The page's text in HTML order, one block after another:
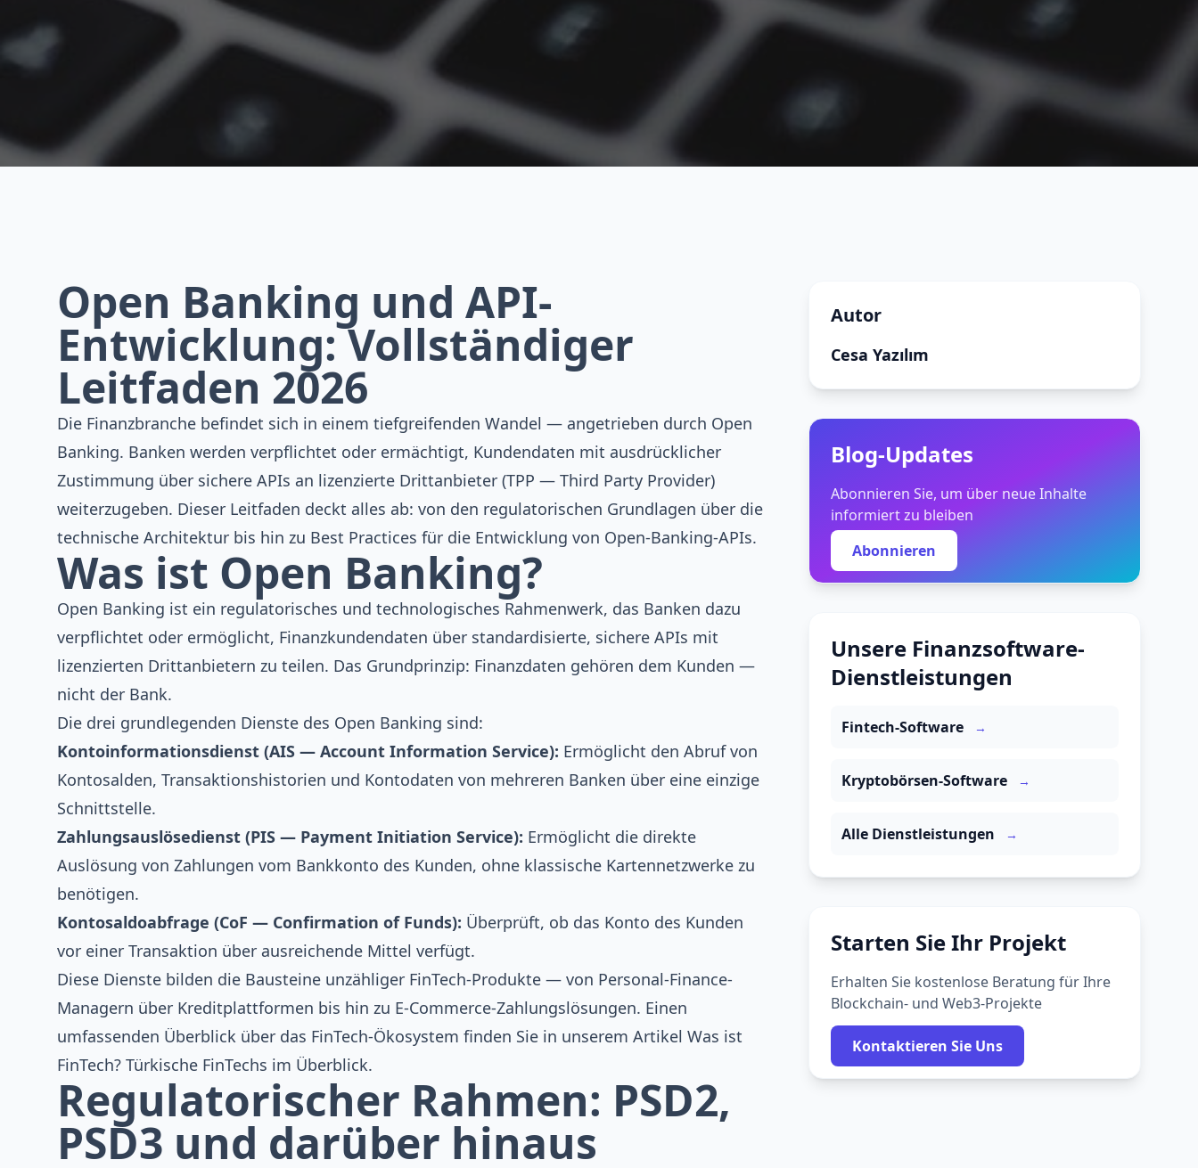
Open Banking und API-
Entwicklung: Vollständiger
Leitfaden 2026
Die Finanzbranche befindet sich in einem tiefgreifenden Wandel — angetrieben durch Open
Banking. Banken werden verpflichtet oder ermächtigt, Kundendaten mit ausdrücklicher
Zustimmung über sichere APIs an lizenzierte Drittanbieter (TPP — Third Party Provider)
weiterzugeben. Dieser Leitfaden deckt alles ab: von den regulatorischen Grundlagen über die
technische Architektur bis hin zu Best Practices für die Entwicklung von Open-Banking-APIs.
Was ist Open Banking?
Open Banking ist ein regulatorisches und technologisches Rahmenwerk, das Banken dazu
verpflichtet oder ermöglicht, Finanzkundendaten über standardisierte, sichere APIs mit
lizenzierten Drittanbietern zu teilen. Das Grundprinzip: Finanzdaten gehören dem Kunden —
nicht der Bank.
Die drei grundlegenden Dienste des Open Banking sind:
Kontoinformationsdienst (AIS — Account Information Service): Ermöglicht den Abruf von
Kontosalden, Transaktionshistorien und Kontodaten von mehreren Banken über eine einzige
Schnittstelle.
Zahlungsauslösedienst (PIS — Payment Initiation Service): Ermöglicht die direkte
Auslösung von Zahlungen vom Bankkonto des Kunden, ohne klassische Kartennetzwerke zu
benötigen.
Kontosaldoabfrage (CoF — Confirmation of Funds): Überprüft, ob das Konto des Kunden
vor einer Transaktion über ausreichende Mittel verfügt.
Diese Dienste bilden die Bausteine unzähliger FinTech-Produkte — von Personal-Finance-
Managern über Kreditplattformen bis hin zu E-Commerce-Zahlungslösungen. Einen
umfassenden Überblick über das FinTech-Ökosystem finden Sie in unserem Artikel Was ist
FinTech? Türkische FinTechs im Überblick.
Regulatorischer Rahmen: PSD2,
PSD3 und darüber hinaus
Autor
Cesa Yazılım
Blog-Updates
Abonnieren Sie, um über neue Inhalte
informiert zu bleiben
Abonnieren
Unsere Finanzsoftware-
Dienstleistungen
Fintech-Software →
Kryptobörsen-Software →
Alle Dienstleistungen →
Starten Sie Ihr Projekt
Erhalten Sie kostenlose Beratung für Ihre
Blockchain- und Web3-Projekte
Kontaktieren Sie Uns